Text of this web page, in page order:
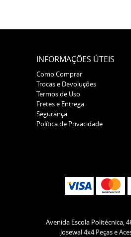
INFORMAÇÕES ÚTEIS
Como Comprar
Trocas e Devoluções
Termos de Uso
Fretes e Entrega
Segurança
Política de Privacidade
Avenida Escola Politécnica,
Josewal 4x4 Peças e